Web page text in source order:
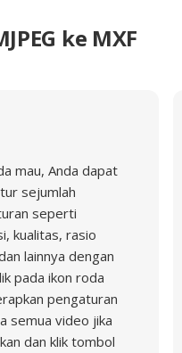
ke MXF
mau, Anda dapat
sejumlah
seperti
kualitas, rasio
lainnya dengan
pada ikon roda
pengaturan
semua video jika
dan klik tombol